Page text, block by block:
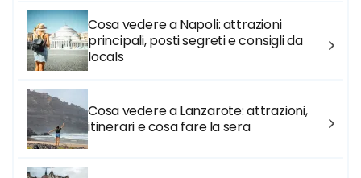
Cosa vedere a Napoli: attrazioni
principali, posti segreti e consigli da
locals
Cosa vedere a Lanzarote: attrazioni,
itinerari e cosa fare la sera